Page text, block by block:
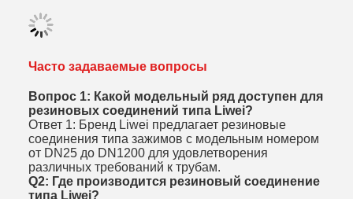
Часто задаваемые вопросы
Вопрос 1: Какой модельный ряд доступен для
резиновых соединений типа Liwei?
Ответ 1: Бренд Liwei предлагает резиновые
соединения типа зажимов с модельным номером
от DN25 до DN1200 для удовлетворения
различных требований к трубам.
Q2: Где производится резиновый соединение
типа Liwei?